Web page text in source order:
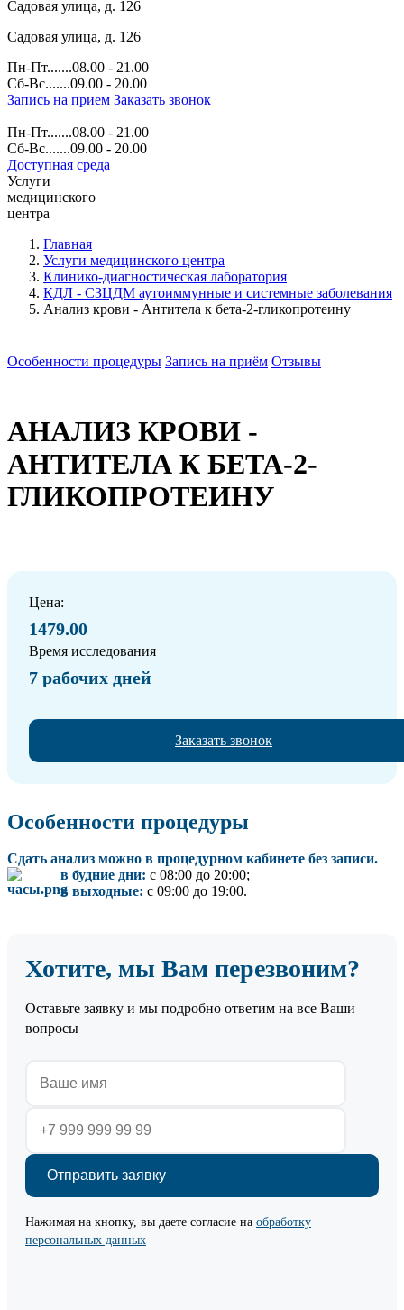
Садовая улица, д. 126
Садовая улица, д. 126
Пн-Пт.......08.00 - 21.00
Сб-Вс.......09.00 - 20.00
Запись на прием Заказать звонок
Пн-Пт.......08.00 - 21.00
Сб-Вс.......09.00 - 20.00
Доступная среда
Услуги
медицинского
центра
Главная
Услуги медицинского центра
Клинико-диагностическая лаборатория
КДЛ - СЗЦДМ аутоиммунные и системные заболевания
Анализ крови - Антитела к бета-2-гликопротеину
АНАЛИЗ КРОВИ -
АНТИТЕЛА К БЕТА-2-
ГЛИКОПРОТЕИНУ
Особенности процедуры Запись на приём Отзывы
Цена:
1479.00
Время исследования
7 рабочих дней
Заказать звонок
Особенности процедуры
Сдать анализ можно в процедурном кабинете без записи.
в будние дни: с 08:00 до 20:00;
в выходные: с 09:00 до 19:00.
Хотите, мы Вам перезвоним?
Оставьте заявку и мы подробно ответим на все Ваши
вопросы
Нажимая на кнопку, вы даете согласие на обработку
персональных данных